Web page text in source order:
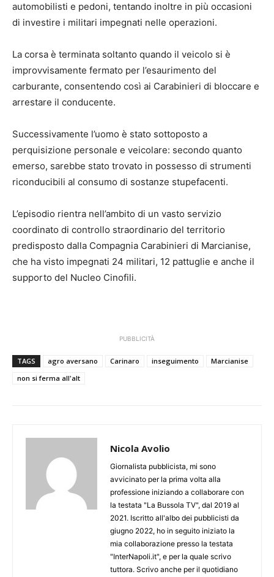
automobilisti e pedoni, tentando inoltre in più occasioni
di investire i militari impegnati nelle operazioni.
La corsa è terminata soltanto quando il veicolo si è
improvvisamente fermato per l’esaurimento del
carburante, consentendo così ai Carabinieri di bloccare e
arrestare il conducente.
Successivamente l’uomo è stato sottoposto a
perquisizione personale e veicolare: secondo quanto
emerso, sarebbe stato trovato in possesso di strumenti
riconducibili al consumo di sostanze stupefacenti.
L’episodio rientra nell’ambito di un vasto servizio
coordinato di controllo straordinario del territorio
predisposto dalla Compagnia Carabinieri di Marcianise,
che ha visto impegnati 24 militari, 12 pattuglie e anche il
supporto del Nucleo Cinofili.
PUBBLICITÀ
TAGS agro aversano Carinaro inseguimento
Marcianise
non si ferma all'alt
Nicola Avolio
Giornalista pubblicista, mi sono
avvicinato per la prima volta alla
professione iniziando a collaborare con
la testata "La Bussola TV", dal 2019 al
2021. Iscritto all'albo dei pubblicisti da
giugno 2022, ho in seguito iniziato la
mia collaborazione presso la testata
"InterNapoli.it", e per la quale scrivo
tuttora. Scrivo anche per il quotidiano